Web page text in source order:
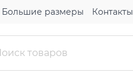
Большие размеры Контакты